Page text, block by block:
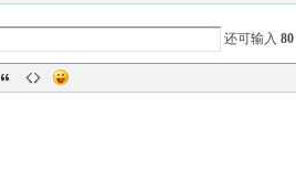
还可输入 80